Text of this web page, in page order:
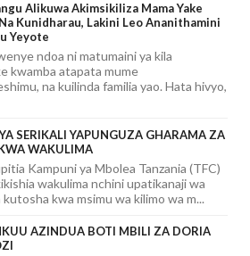
Alikuwa Akimsikiliza Mama Yake
Kunidharau, Lakini Leo Ananithamini
Yeyote
ndoa ni matumaini ya kila
kwamba atapata mume
na kuilinda familia yao. Hata hivyo,
SERIKALI YAPUNGUZA GHARAMA ZA
WAKULIMA
Kampuni ya Mbolea Tanzania (TFC)
wakulima nchini upatikanaji wa
kutosha kwa msimu wa kilimo wa m...
AZINDUA BOTI MBILI ZA DORIA